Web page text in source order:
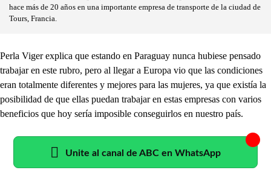
hace más de 20 años en una importante empresa de transporte de la ciudad de
Tours, Francia.
Perla Viger explica que estando en Paraguay nunca hubiese pensado
trabajar en este rubro, pero al llegar a Europa vio que las condiciones
eran totalmente diferentes y mejores para las mujeres, ya que existía la
posibilidad de que ellas puedan trabajar en estas empresas con varios
beneficios que hoy sería imposible conseguirlos en nuestro país.
Unite al canal de ABC en WhatsApp